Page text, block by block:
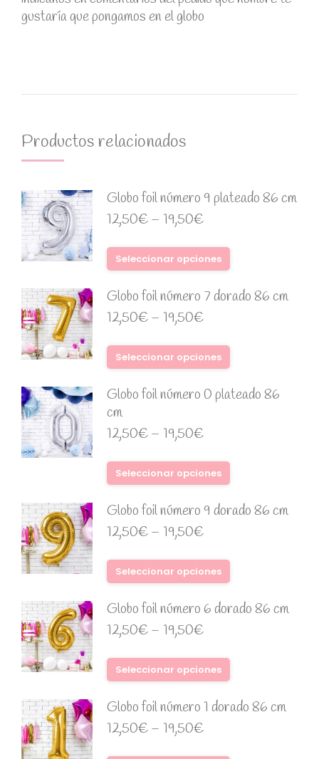
gustaría que pongamos en el globo
Productos relacionados
Globo foil número 9 plateado 86 cm
12,50€– 19,50€
Seleccionar opciones
Globo foil número 7 dorado 86 cm
12,50€– 19,50€
Seleccionar opciones
Globo foil número 0 plateado 86
cm
12,50€– 19,50€
Seleccionar opciones
Globo foil número 9 dorado 86 cm
12,50€– 19,50€
Seleccionar opciones
Globo foil número 6 dorado 86 cm
12,50€– 19,50€
Seleccionar opciones
Globo foil número 1 dorado 86 cm
12,50€– 19,50€